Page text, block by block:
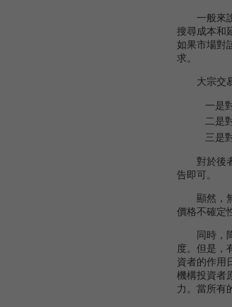
一般來說
搜尋成本和
如果市場對
求。
大宗交易
一是
二是
三是
對於後者
告即可。
顯然，無
價格不確定
同時，降
度。但是，
資者的作用
機構投資者
力。當所有